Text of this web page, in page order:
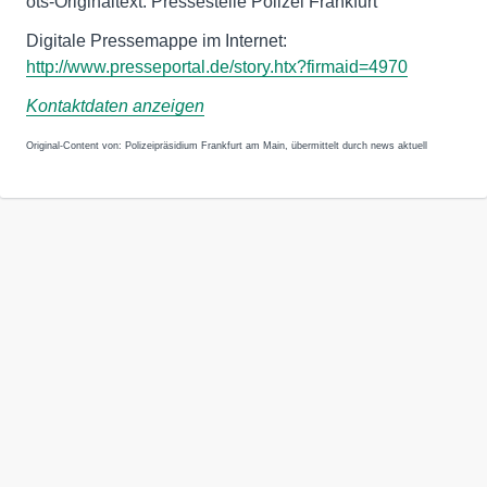
http://www.presseportal.de/story.htx?firmaid=4970
Kontaktdaten anzeigen
Original-Content von: Polizeipräsidium Frankfurt am Main, übermittelt durch news aktuell